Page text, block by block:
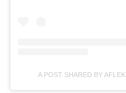
A POST SHARED BY